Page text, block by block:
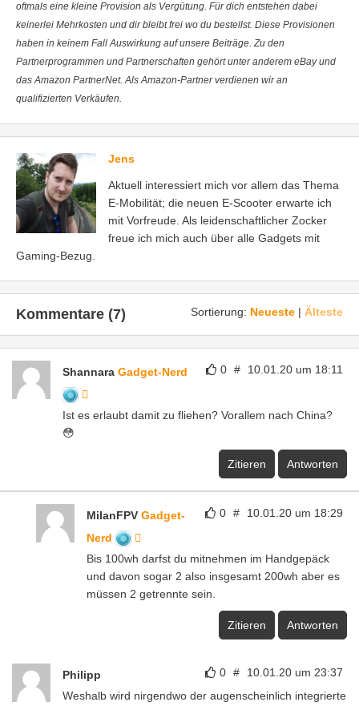
oftmals eine kleine Provision als Vergütung. Für dich entstehen dabei
keinerlei Mehrkosten und dir bleibt frei wo du bestellst. Diese Provisionen
haben in keinem Fall Auswirkung auf unsere Beiträge. Zu den
Partnerprogrammen und Partnerschaften gehört unter anderem eBay und
das Amazon PartnerNet. Als Amazon-Partner verdienen wir an
qualifizierten Verkäufen.
Jens
Aktuell interessiert mich vor allem das Thema
E-Mobilität; die neuen E-Scooter erwarte ich
mit Vorfreude. Als leidenschaftlicher Zocker
freue ich mich auch über alle Gadgets mit
Gaming-Bezug.
Sortierung: Neueste | Älteste
Kommentare (7)
0 # 10.01.20 um 18:11
Shannara Gadget-Nerd
Ist es erlaubt damit zu fliehen? Vorallem nach China?
😳
Zitieren Antworten
0 # 10.01.20 um 18:29
MilanFPV Gadget-
Nerd
Bis 100wh darfst du mitnehmen im Handgepäck
und davon sogar 2 also insgesamt 200wh aber es
müssen 2 getrennte sein.
Zitieren Antworten
0 # 10.01.20 um 23:37
Philipp
Weshalb wird nirgendwo der augenscheinlich integrierte